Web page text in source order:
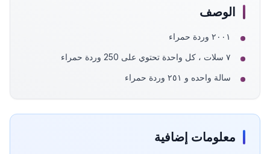
الوصف
٢٠٠١ وردة حمراء
٧ سلات ، كل واحدة تحتوي على 250 وردة حمراء
سالة واحده و ٢٥١ وردة حمراء
معلومات إضافية